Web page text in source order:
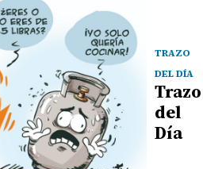
TRAZO
DEL DÍA
Trazo
del
Día